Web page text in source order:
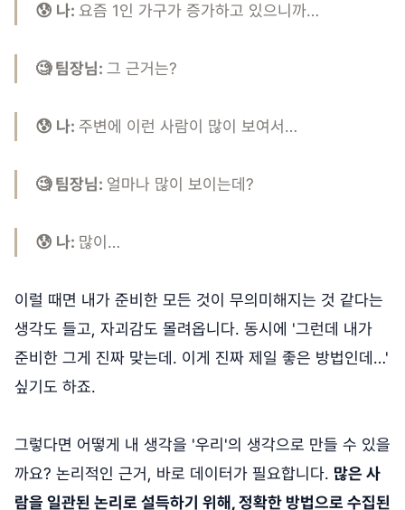
😰 나: 요즘 1인 가구가 증가하고 있으니까…
🧐 팀장님: 그 근거는?
😰 나: 주변에 이런 사람이 많이 보여서…
🧐 팀장님: 얼마나 많이 보이는데?
😰 나: 많이…
이럴 때면 내가 준비한 모든 것이 무의미해지는 것 같다는
생각도 들고, 자괴감도 몰려옵니다. 동시에 '그런데 내가
준비한 그게 진짜 맞는데. 이게 진짜 제일 좋은 방법인데…'
싶기도 하죠.
그렇다면 어떻게 내 생각을 '우리'의 생각으로 만들 수 있을
까요? 논리적인 근거, 바로 데이터가 필요합니다. 많은 사
람을 일관된 논리로 설득하기 위해, 정확한 방법으로 수집된